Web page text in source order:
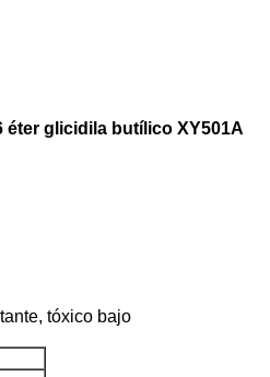
éter glicidila butílico XY501A
tóxico bajo